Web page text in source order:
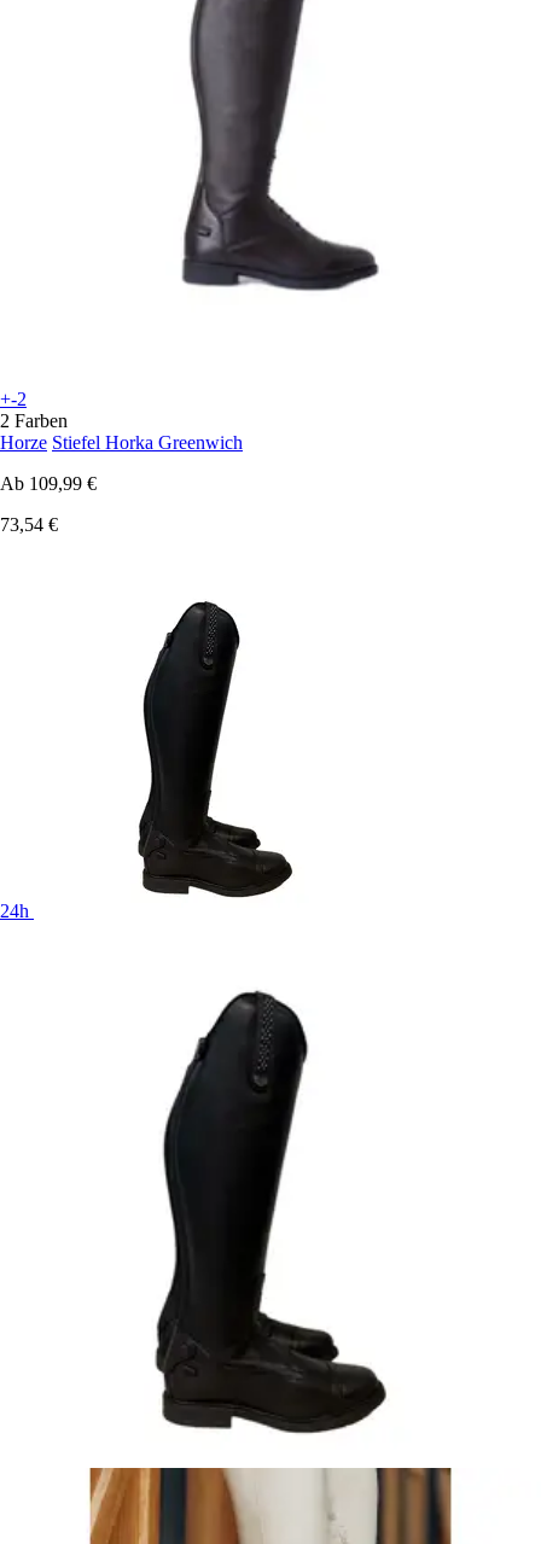
+-2
2 Farben
Horze Stiefel Horka Greenwich
Ab 109,99 €
73,54 €
24h